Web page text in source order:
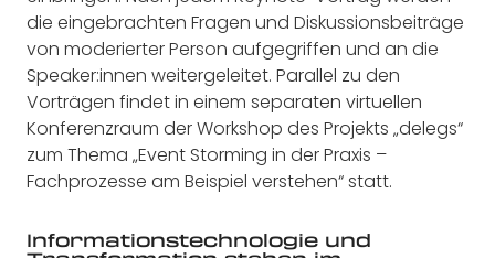
die eingebrachten Fragen und Diskussionsbeiträge
von moderierter Person aufgegriffen und an die
Speaker:innen weitergeleitet. Parallel zu den
Vorträgen findet in einem separaten virtuellen
Konferenzraum der Workshop des Projekts „delegs“
zum Thema „Event Storming in der Praxis –
Fachprozesse am Beispiel verstehen“ statt.
Informationstechnologie und